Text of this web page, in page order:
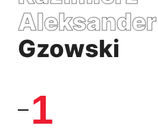
Aleksander
Gzowski
1